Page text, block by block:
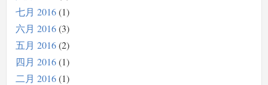
七月 2016 1
六月 2016 3
五月 2016 2
四月 2016 1
二月 2016 1